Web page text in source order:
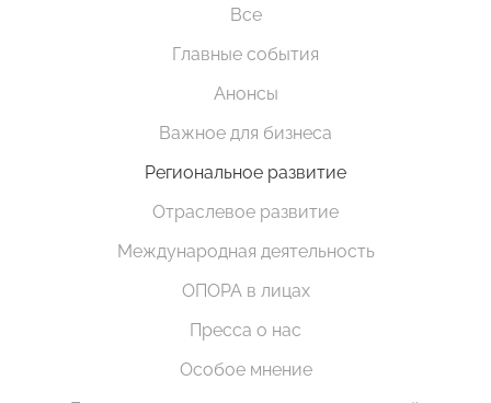
Все
Главные события
Анонсы
Важное для бизнеса
Региональное развитие
Отраслевое развитие
Международная деятельность
ОПОРА в лицах
Пресса о нас
Особое мнение